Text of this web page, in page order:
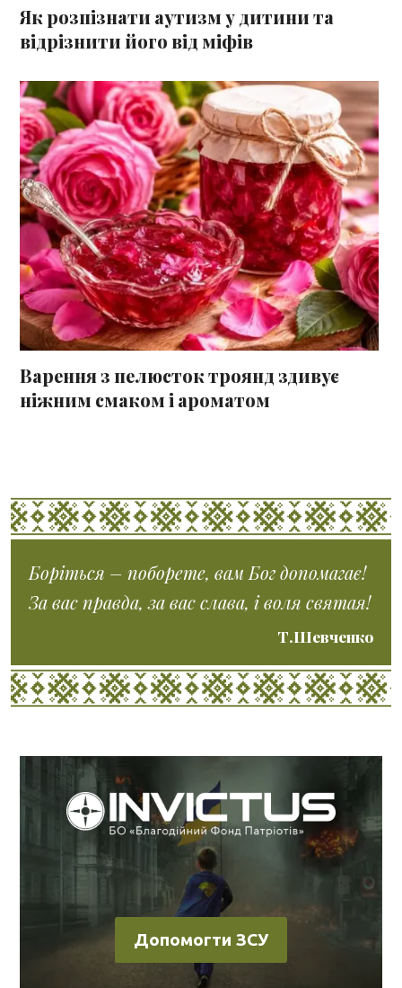
Як розпізнати аутизм у дитини та
відрізнити його від міфів
Варення з пелюсток троянд здивує
ніжним смаком і ароматом
Боріться – поборете, вам Бог допомагає!
За вас правда, за вас слава, і воля святая!
Т.Шевченко
Допомогти ЗСУ